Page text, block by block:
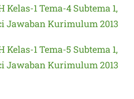
1 Tema-4 Subtema 1,
Jawaban Kurimulum 2013
1 Tema-5 Subtema 1,
Jawaban Kurimulum 2013